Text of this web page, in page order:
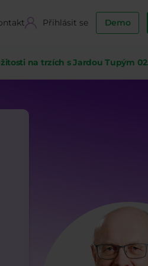
Přihlásit se Demo
na trzích s Jardou Tupým